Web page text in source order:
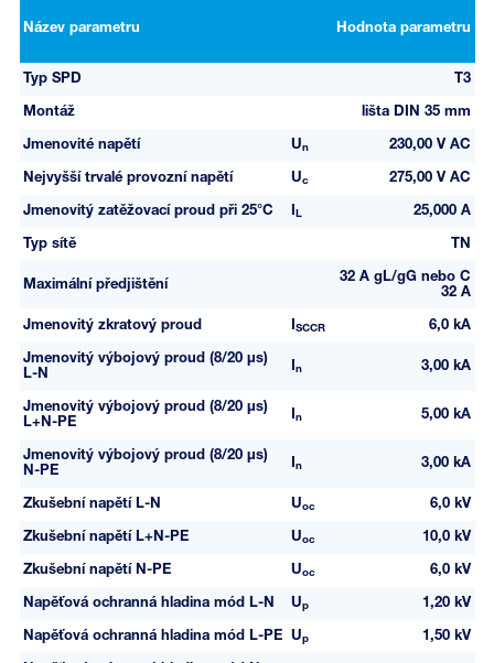
Název parametru Hodnota parametru
Typ SPD T3
Montáž lišta DIN 35 mm
Jmenovité napětí Un 230,00 V AC
Nejvyšší trvalé provozní napětí Uc 275,00 V AC
Jmenovitý zatěžovací proud při 25°C L 25,000 A
Typ sítě TN
Maximální předjištění
32 A gL/gG nebo C
32 A
Jmenovitý zkratový proud SCCR 6,0 kA
Jmenovitý výbojový proud (8/20 µs)
L-N
n 3,00 kA
Jmenovitý výbojový proud (8/20 µs)
L+N-PE
n 5,00 kA
Jmenovitý výbojový proud (8/20 µs)
N-PE
n 3,00 kA
Zkušební napětí L-N Uoc 6,0 kV
Zkušební napětí L+N-PE Uoc 10,0 kV
Zkušební napětí N-PE Uoc 6,0 kV
Napěťová ochranná hladina mód L-N Up 1,20 kV
Napěťová ochranná hladina mód L-PE Up 1,50 kV